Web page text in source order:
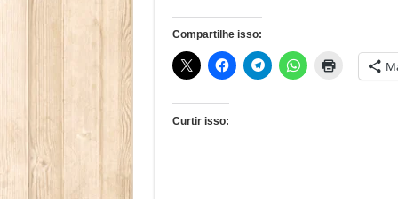
Compartilhe isso:
Curtir isso: